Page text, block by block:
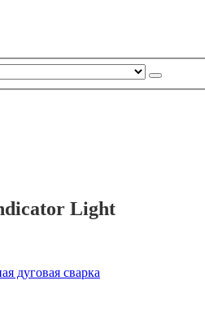
Light
дуговая сварка